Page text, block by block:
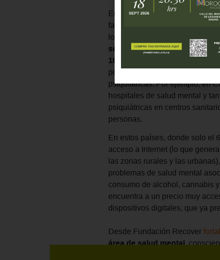
En su intervención destacó
falta de capacidad en África
los problemas de salud mental,
solo 1,6 profesionales de
100.000 habitantes (frente a
pocos hospitales especializados
psiquiátricas. Por ejemplo, en
hospitales de salud mental y
psiquiátricas en centros
personas.
En estos países, donde solo el
acceso a Internet (lo que
las zonas rurales y las
problemas de salud mental
consumo de alcohol, cannabis
encuentra a un precio muy
dispositivos digitales, que ya
Desde Fundación Recover
área de salud mental,
afectando a quienes hoy